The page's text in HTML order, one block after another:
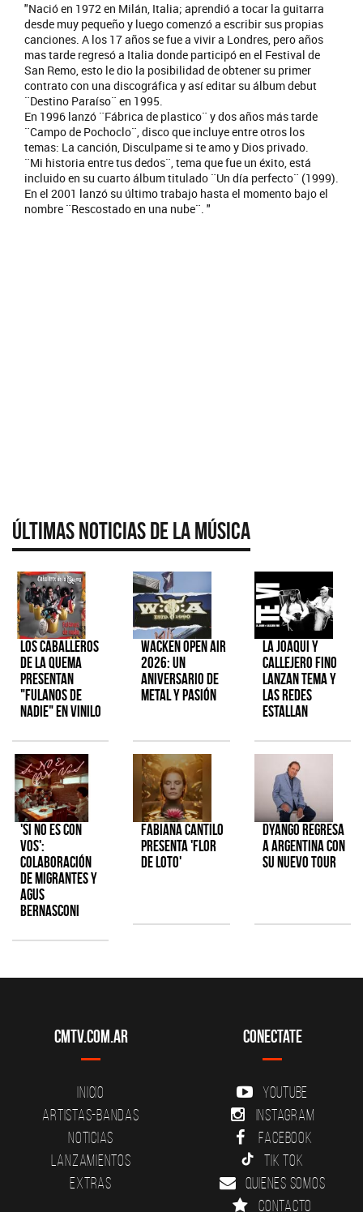
"Nació en 1972 en Milán, Italia; aprendió a tocar la guitarra
desde muy pequeño y luego comenzó a escribir sus propias
canciones. A los 17 años se fue a vivir a Londres, pero años
mas tarde regresó a Italia donde participó en el Festival de
San Remo, esto le dio la posibilidad de obtener su primer
contrato con una discográfica y así editar su álbum debut
¨Destino Paraíso¨ en 1995.
En 1996 lanzó ¨Fábrica de plastico¨ y dos años más tarde
¨Campo de Pochoclo¨, disco que incluye entre otros los
temas: La canción, Disculpame si te amo y Dios privado.
¨Mi historia entre tus dedos¨, tema que fue un éxito, está
incluido en su cuarto álbum titulado ¨Un día perfecto¨ (1999).
En el 2001 lanzó su último trabajo hasta el momento bajo el
nombre ¨Rescostado en una nube¨. "
Últimas Noticias de la Música
Los Caballeros
de la Quema
presentan
"Fulanos de
Nadie" en vinilo
Wacken Open Air
2026: Un
aniversario de
metal y pasión
La Joaqui y
Callejero Fino
lanzan tema y
las redes
estallan
'Si No Es Con
Vos':
colaboración
de Migrantes y
Agus
Bernasconi
Fabiana Cantilo
presenta 'Flor
de Loto'
Dyango regresa
a Argentina con
su nuevo tour
CMTV.com.ar
Inicio
Artistas-Bandas
Noticias
Lanzamientos
Extras
Conectate
YouTube
Instagram
Facebook
Tik Tok
Quienes somos
Contacto